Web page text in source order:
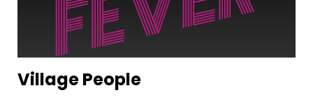
Village People